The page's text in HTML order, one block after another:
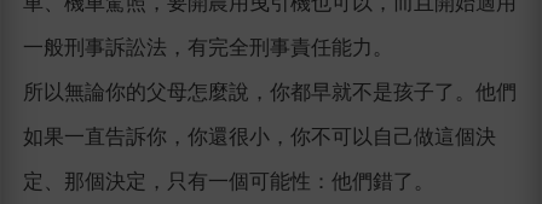
一般刑事訴訟法，有完全刑事責任能力。
所以無論你的父母怎麼說，你都早就不是孩子了。他們
如果一直告訴你，你還很小，你不可以自己做這個決
定、那個決定，只有一個可能性：他們錯了。